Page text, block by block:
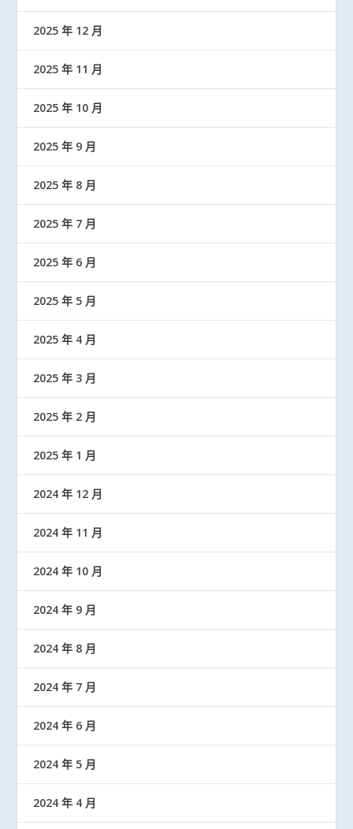
2025 年 12 月
2025 年 11 月
2025 年 10 月
2025 年 9 月
2025 年 8 月
2025 年 7 月
2025 年 6 月
2025 年 5 月
2025 年 4 月
2025 年 3 月
2025 年 2 月
2025 年 1 月
2024 年 12 月
2024 年 11 月
2024 年 10 月
2024 年 9 月
2024 年 8 月
2024 年 7 月
2024 年 6 月
2024 年 5 月
2024 年 4 月